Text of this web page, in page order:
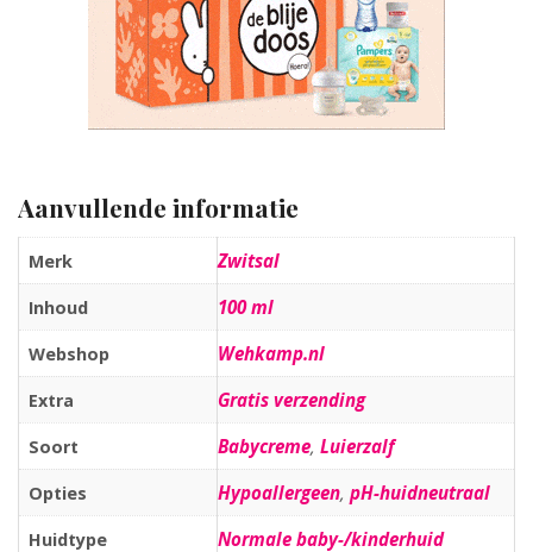
Aanvullende informatie
Merk Zwitsal
Inhoud 100 ml
Webshop Wehkamp.nl
Extra Gratis verzending
Soort Babycreme, Luierzalf
Opties Hypoallergeen, pH-huidneutraal
Huidtype Normale baby-/kinderhuid